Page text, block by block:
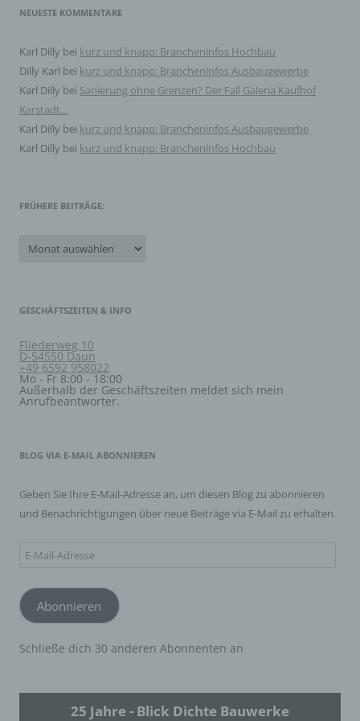
NEUESTE KOMMENTARE
Karl Dilly bei kurz und knapp: Brancheninfos Hochbau
Dilly Karl bei kurz und knapp: Brancheninfos Ausbaugewerbe
Karl Dilly bei Sanierung ohne Grenzen? Der Fall Galeria Kaufhof
Karstadt…
Karl Dilly bei kurz und knapp: Brancheninfos Ausbaugewerbe
Karl Dilly bei kurz und knapp: Brancheninfos Hochbau
FRÜHERE BEITRÄGE:
Beiträge:
GESCHÄFTSZEITEN & INFO
Fliederweg 10
D-54550 Daun
+49 6592 958022
Mo - Fr 8:00 - 18:00
Außerhalb der Geschäftszeiten meldet sich mein
Anrufbeantworter.
BLOG VIA E-MAIL ABONNIEREN
Geben Sie Ihre E-Mail-Adresse an, um diesen Blog zu abonnieren
und Benachrichtigungen über neue Beiträge via E-Mail zu erhalten.
E-
Adresse
Abonnieren
Schließe dich 30 anderen Abonnenten an
25 Jahre - Blick Dichte Bauwerke
personenbezogene Daten offengelegt werden,
bestimmten Untersuchungsauftrags nach dem
Unionsrecht oder dem Recht der Mitgliedstaaten
möglicherweise personenbezogene Daten erhalten,
gelten jedoch nicht als Empfänger.
j) Dritter
Auftragsverarbeiter und den Personen, die unter der
personenbezogenen Daten zu verarbeiten.
unmissverständlich abgegebene Willensbekundung in
Form einer Erklärung oder einer sonstigen eindeutigen
bestätigenden Handlung, mit der die betroffene Person
zu verstehen gibt, dass sie mit der Verarbeitung der sie
betreffenden personenbezogenen Daten einverstanden
Name und Anschrift des für die Verarbeitung
Verantwortlicher im Sinne der Datenschutz-
Grundverordnung, sonstiger in den Mitgliedstaaten der
Charakter ist die:
Wolfgang Blick
Fliederweg 10
54550 Daun
06592-958022
Die Internetseiten verwenden teilweise so genannte